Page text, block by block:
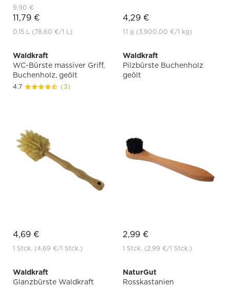
9,90 €
11,79 €
0.15 L (78,60 €/1 L)
4,29 €
1.1 g (3.900,00 €/1 kg)
Waldkraft
WC-Bürste massiver Griff,
Buchenholz, geölt
4.7 (3)
4,69 €
1 Stck. (4,69 €/1 Stck.)
Waldkraft
Pilzbürste Buchenholz
geölt
2,99 €
1 Stck. (2,99 €/1 Stck.)
Waldkraft
Glanzbürste Waldkraft
NaturGut
Rosskastanien